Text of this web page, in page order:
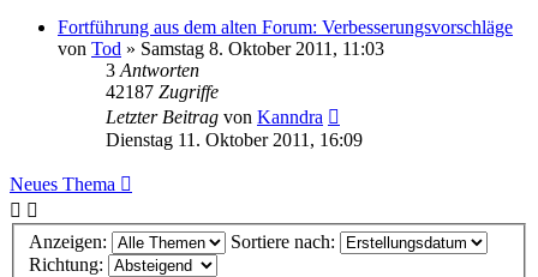
Fortführung aus dem alten Forum: Verbesserungsvorschläge
von Tod » Samstag 8. Oktober 2011, 11:03
3 Antworten
42187 Zugriffe
Letzter Beitrag von Kanndra
Dienstag 11. Oktober 2011, 16:09
Neues Thema
Anzeigen:
Sortiere nach:
Richtung: